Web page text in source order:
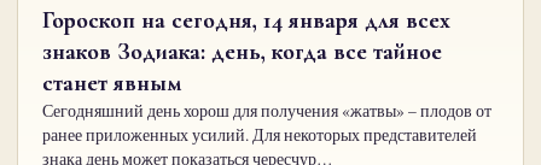
Гороскоп на сегодня, 14 января для всех
знаков Зодиака: день, когда все тайное
станет явным
Сегодняшний день хорош для получения «жатвы» – плодов от
ранее приложенных усилий. Для некоторых представителей
знака день может показаться чересчур…